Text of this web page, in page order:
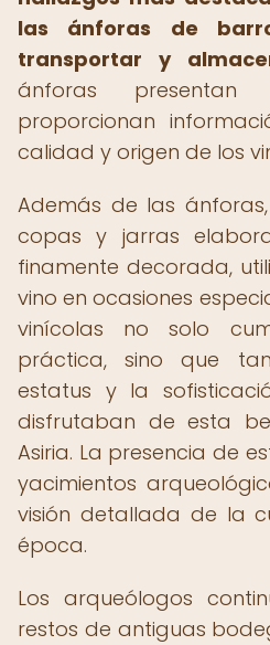
las ánforas de
transportar y
ánforas presentan
proporcionan
calidad y origen de los
Además de las
copas y jarras
finamente decorada,
vino en ocasiones
vinícolas no solo
práctica, sino que
estatus y la
disfrutaban de esta
Asiria. La presencia de
yacimientos
visión detallada de la
época.
Los arqueólogos
restos de antiguas